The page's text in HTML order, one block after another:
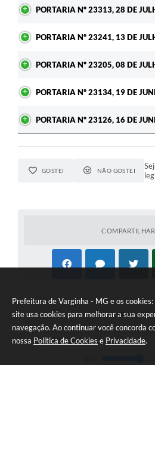
Prefeitura de Varginha - MG e os cookies:
site usa cookies para melhorar a sua
navegação. Ao continuar você concorda
nossa Política de Cookies e Privacidade.
PORTARIA Nº 23313, 28 DE
PORTARIA Nº 23241, 13 DE
PORTARIA Nº 23205, 08 DE
PORTARIA Nº 23134, 19 DE
PORTARIA Nº 23126, 16 DE
GOSTEI NÃO GOSTEI
COMPARTILHAR